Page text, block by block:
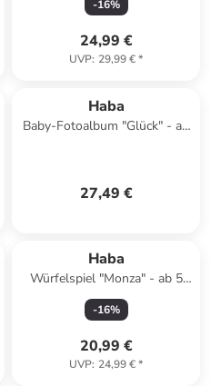
-16%
24,99 €
UVP: 29,99 €*
Haba
Baby-Fotoalbum "Glück" - ab
27,49 €
Haba
Würfelspiel "Monza" - ab 5
Jahren
-16%
20,99 €
UVP: 24,99 €*